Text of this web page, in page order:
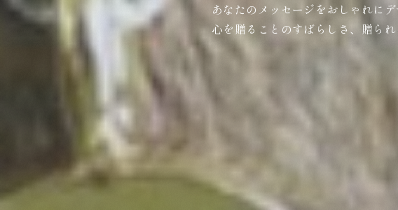
あなたのメッセージをおしゃれに
心を贈ることのすばらしさ、贈ら